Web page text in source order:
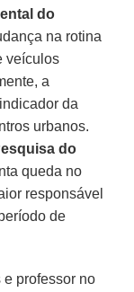
do
na rotina
veículos
a
da
urbanos.
do
queda no
responsável
de
professor no